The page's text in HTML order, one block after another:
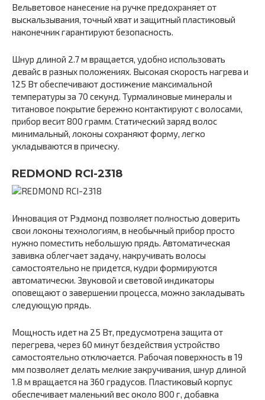
Вельветовое нанесение на ручке предохраняет от
выскальзывания, точный хват и защитный пластиковый
наконечник гарантируют безопасность.
Шнур длиной 2.7 м вращается, удобно использовать
девайс в разных положениях. Высокая скорость нагрева и
125 Вт обеспечивают достижение максимальной
температуры за 70 секунд. Турмалиновые минералы и
титановое покрытие бережно контактируют с волосами,
прибор весит 800 грамм. Статический заряд волос
минимальный, локоны сохраняют форму, легко
укладываются в прическу.
REDMOND RCI-2318
Инновация от Рэдмонд позволяет полностью доверить
свои локоны технологиям, в необычный прибор просто
нужно поместить небольшую прядь. Автоматическая
завивка облегчает задачу, накручивать волосы
самостоятельно не придется, кудри формируются
автоматически. Звуковой и световой индикаторы
оповещают о завершении процесса, можно закладывать
следующую прядь.
Мощность идет на 25 Вт, предусмотрена защита от
перегрева, через 60 минут бездействия устройство
самостоятельно отключается. Рабочая поверхность в 19
мм позволяет делать мелкие закручивания, шнур длиной
1.8 м вращается на 360 градусов. Пластиковый корпус
обеспечивает маленький вес около 800 г, добавка